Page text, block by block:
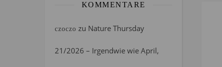
KOMMENTARE
czoczo zu Nature Thursday
21/2026 – Irgendwie wie April,